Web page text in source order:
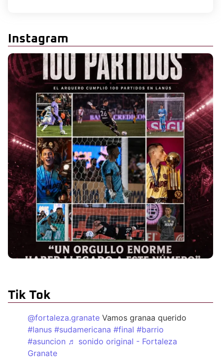
Instagram
Tik Tok
@fortaleza.granate Vamos granaa querido
#lanus #sudamericana #final #barrio
#asuncion ♬ sonido original - Fortaleza
Granate